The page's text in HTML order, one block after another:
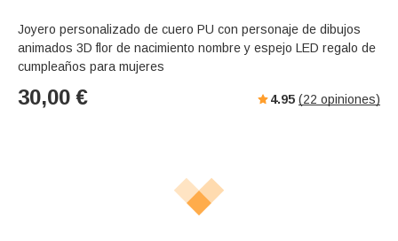
Joyero personalizado de cuero PU con personaje de dibujos
animados 3D flor de nacimiento nombre y espejo LED regalo de
cumpleaños para mujeres
30,00 € 4.95 (22 opiniones)